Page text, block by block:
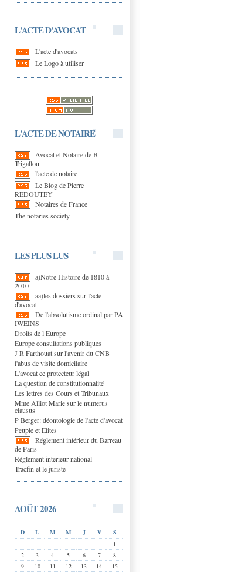
L'ACTE D'AVOCAT
L'acte d'avocats
Le Logo à utiliser
L'ACTE DE NOTAIRE
Avocat et Notaire de B
Trigallou
l'acte de notaire
Le Blog de Pierre
REDOUTEY
Notaires de France
The notaries society
LES PLUS LUS
a)Notre Histoire de 1810 à
2010
aa)les dossiers sur l'acte
d'avocat
De l'absolutisme ordinal par PA
IWEINS
Droits de l Europe
Europe consultations publiques
J R Farthouat sur l'avenir du CNB
l'abus de visite domicilaire
L'avocat ce protecteur légal
La question de constitutionnalité
Les lettres des Cours et Tribunaux
Mme Alliot Marie sur le numerus
clausus
P Berger: déontologie de l'acte d'avocat
Peuple et Elites
Réglement intérieur du Barreau
de Paris
Réglement interieur national
Tracfin et le juriste
AOÛT 2026
D L M M J V
S
1
2
3 4 5 6 7
8
9
10 11 12 13 14
15